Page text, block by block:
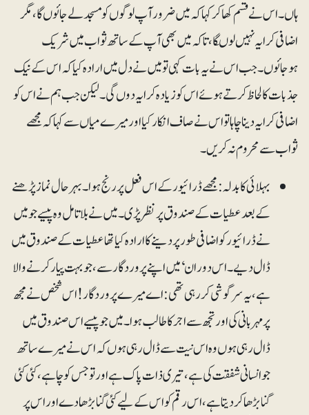
ہاں۔ اس نے قسم کھا کر کہا کہ میں ضرور آپ لوگوں کو مسجد لے جائوں گا، مگر
اضافی کرایہ نہیں لوںگا، تاکہ میں بھی آپ کے ساتھ ثواب میں شریک
ہوجائوں۔ جب اس نے یہ بات کہی تو میں نے دل میں ارادہ کیا کہ اس کے نیک
جذبات کا لحاظ کرتے ہوئے اس کو زیادہ کرایہ دوں گی۔ لیکن جب ہم نے اس کو
اضافی کرایہ دینا چاہا تو اس نے صاف انکار کیا اور میرے میاں سے کہا کہ مجھے
ثواب سے محروم نہ کریں۔
بہلائی کا بدلہ : مجھے ڈرائیور کے اس فعل پر رنج ہوا۔ بہر حال نماز پڑھنے
کے بعد عطیات کے صندوق پر نظر پڑی۔ میں نے بلا تامل وہ پیسے جو میں
نے ڈرائیور کو اضافی طور پر دینے کا ارادہ کیا تھا عطیات کے صندوق میں
ڈال دیے۔ اس دوران‘ میں اپنے پروردگار سے، جو بہت پیار کرنے والا
ہے، یہ سرگوشی کررہی تھی : اے میرے پروردگار! اس شخص نے مجھ
پر مہربانی کی اور تجھ سے اجر کا طالب ہوا۔ میں جو پیسے اس صندوق میں
ڈال رہی ہوں وہ اس نیت سے ڈال رہی ہوں کہ اس نے میرے ساتھ
جو انسانی شفقت کی ہے، تیری ذات پاک ہے اور تو جس کو چاہے، کئی کئی
گنا بڑھا کر دیتا ہے، اس رقم کو اس کے لیے کئی گنا بڑھادے اور اس پر